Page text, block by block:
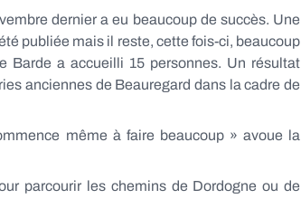
dernier a eu beaucoup de succès. Une
publiée mais il reste, cette fois-ci, beaucoup
Barde a accueilli 15 personnes. Un résultat
anciennes de Beauregard dans la cadre de
même à faire beaucoup » avoue la
parcourir les chemins de Dordogne ou de